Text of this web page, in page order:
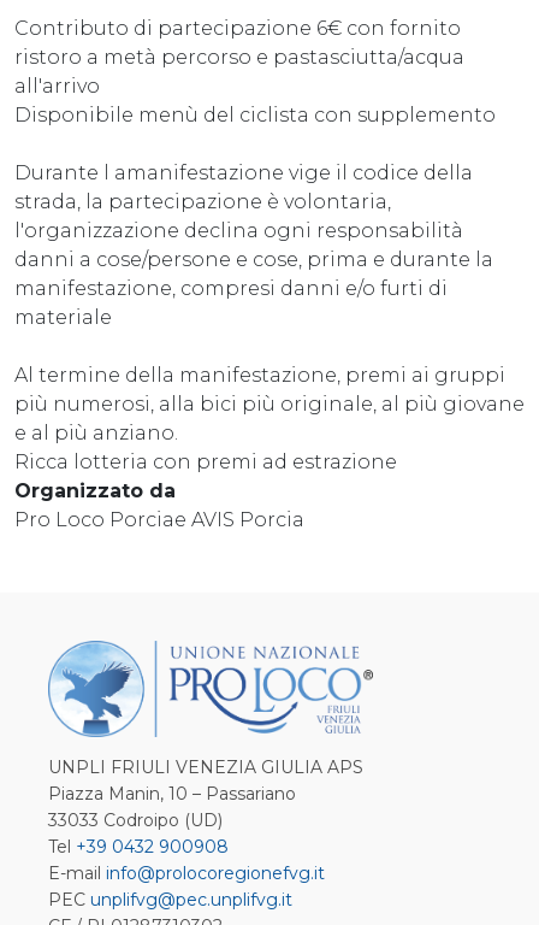
Contributo di partecipazione 6€ con fornito
ristoro a metà percorso e pastasciutta/acqua
all'arrivo
Disponibile menù del ciclista con supplemento
Durante l amanifestazione vige il codice della
strada, la partecipazione è volontaria,
l'organizzazione declina ogni responsabilità
danni a cose/persone e cose, prima e durante la
manifestazione, compresi danni e/o furti di
materiale
Al termine della manifestazione, premi ai gruppi
più numerosi, alla bici più originale, al più giovane
e al più anziano.
Ricca lotteria con premi ad estrazione
Organizzato da
Pro Loco Porciae AVIS Porcia
UNPLI FRIULI VENEZIA GIULIA APS
Piazza Manin, 10 – Passariano
33033 Codroipo (UD)
Tel +39 0432 900908
E-mail info@prolocoregionefvg.it
PEC unplifvg@pec.unplifvg.it